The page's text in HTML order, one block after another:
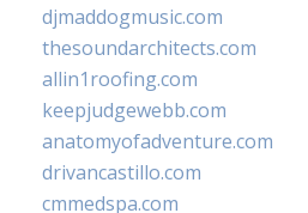
djmaddogmusic.com
thesoundarchitects.com
allin1roofing.com
keepjudgewebb.com
anatomyofadventure.com
drivancastillo.com
cmmedspa.com